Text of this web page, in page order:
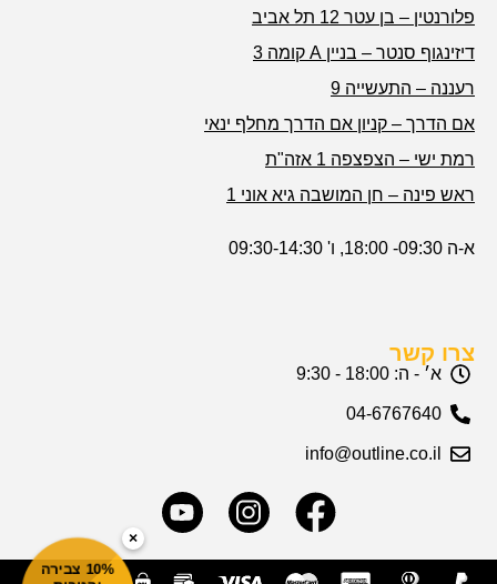
פלורנטין – בן עטר 12 תל אביב
דיזינגוף סנטר – בניין A קומה 3
רעננה – התעשייה 9
אם הדרך – קניון אם הדרך מחלף ינאי
רמת ישי – הצפצפה 1 אזה"ת
ראש פינה – חן המושבה גיא אוני 1
א-ה 09:30- 18:00, ו' 09:30-14:30
צרו קשר
א׳ - ה: 18:00 - 9:30
04-6767640
info@outline.co.il
×
10% צבירה